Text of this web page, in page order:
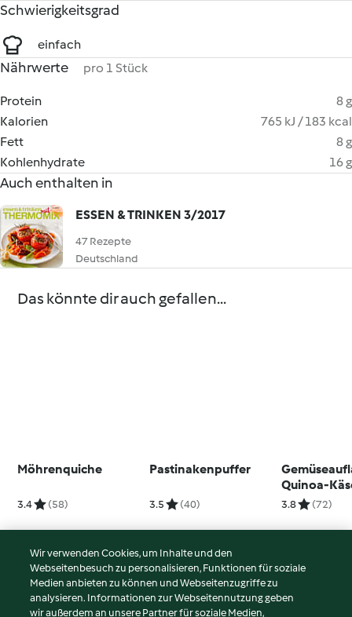
Schwierigkeitsgrad
einfach
Nährwerte pro 1 Stück
Protein
8 g
Kalorien
765 kJ / 183 kcal
Fett
8 g
Kohlenhydrate
16 g
Auch enthalten in
ESSEN & TRINKEN 3/2017
47 Rezepte
Deutschland
Das könnte dir auch gefallen...
Möhrenquiche
3.4 (58)
Pastinakenpuffer
3.5 (40)
Quinoa-
3.8 (72)
© Copyright 2026
Nutzungsbedingungen
Wir verwenden Cookies, um Inhalte und den
Webseitenbesuch zu personalisieren, Funktionen für soziale
Medien anbieten zu können und Webseitenzugriffe zu
analysieren. Informationen zur Webseitennutzung geben
wir außerdem an unsere Partner für soziale Medien,